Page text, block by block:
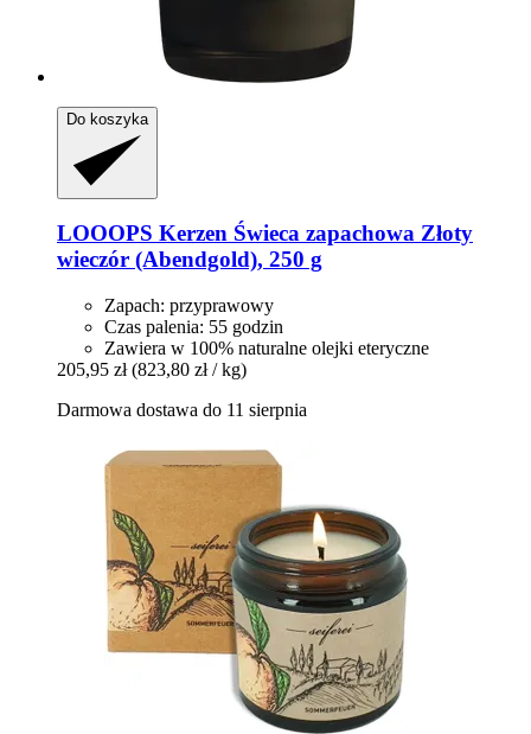
Do koszyka
LOOOPS Kerzen Świeca zapachowa Złoty
wieczór (Abendgold), 250 g
Zapach: przyprawowy
Czas palenia: 55 godzin
Zawiera w 100% naturalne olejki eteryczne
205,95 zł (823,80 zł / kg)
Darmowa dostawa do 11 sierpnia